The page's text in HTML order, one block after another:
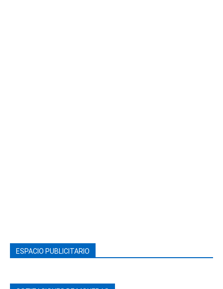
ESPACIO PUBLICITARIO